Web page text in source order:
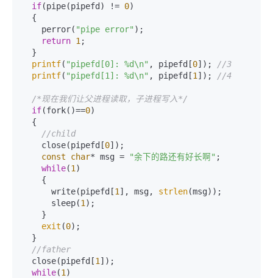
if(pipe(pipefd) != 0)
    perror(
"pipe error" );
return 1 ;
printf( "pipefd[0]: %d\n" , pipefd[0]);
//3
printf( "pipefd[1]: %d\n" , pipefd[1 ]); //4
/*现在我们让父进程读取，子进程写入*/
if(fork()==0)
//child
    close(pipefd[
0]);
const
char* msg = "余下的路还有好长啊" ;
while(1 )
      write(pipefd[
1 ], msg, strlen(msg));
      sleep(
1 );
exit (0);
//father
  close(pipefd[
1 ]);
while(1 )